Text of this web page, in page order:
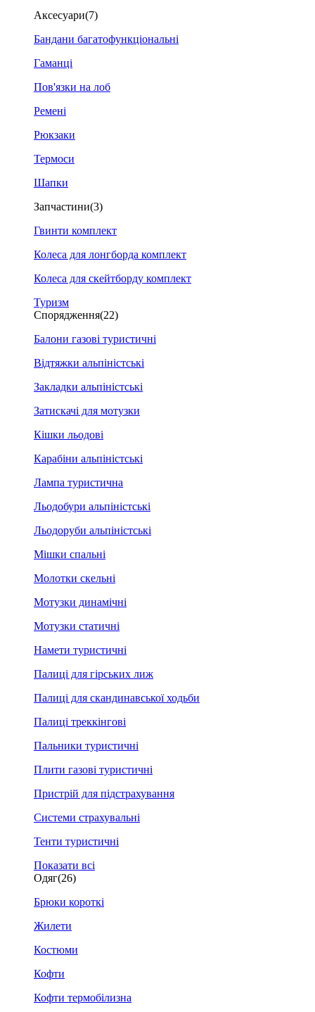
Аксесуари(7)
Бандани багатофункціональні
Гаманці
Пов'язки на лоб
Ремені
Рюкзаки
Термоси
Шапки
Запчастини(3)
Гвинти комплект
Колеса для лонгборда комплект
Колеса для скейтборду комплект
Туризм
Спорядження(22)
Балони газові туристичні
Відтяжки альпіністські
Закладки альпіністські
Затискачі для мотузки
Кішки льодові
Карабіни альпіністські
Лампа туристична
Льодобури альпіністські
Льодоруби альпіністські
Мішки спальні
Молотки скельні
Мотузки динамічні
Мотузки статичні
Намети туристичні
Палиці для гірських лиж
Палиці для скандинавської ходьби
Палиці треккінгові
Пальники туристичні
Плити газові туристичні
Пристрій для підстрахування
Системи страхувальні
Тенти туристичні
Показати всі
Одяг(26)
Брюки короткі
Жилети
Костюми
Кофти
Кофти термобілизна